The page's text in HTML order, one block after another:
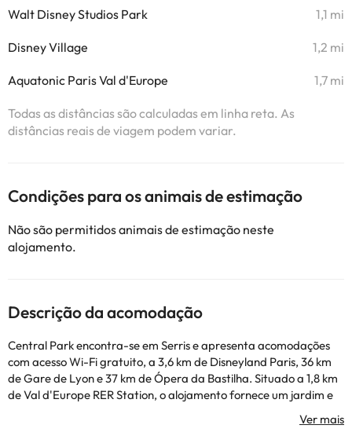
Walt Disney Studios Park 1,1 mi
Disney Village 1,2 mi
Aquatonic Paris Val d'Europe 1,7 mi
Todas as distâncias são calculadas em linha reta. As
distâncias reais de viagem podem variar.
Condições para os animais de estimação
Não são permitidos animais de estimação neste
alojamento.
Descrição da acomodação
Central Park encontra-se em Serris e apresenta acomodações
com acesso Wi-Fi gratuito, a 3,6 km de Disneyland Paris, 36 km
de Gare de Lyon e 37 km de Ópera da Bastilha. Situado a 1,8 km
de Val d'Europe RER Station, o alojamento fornece um jardim e
terraço e vista do jardim apresenta 3 quartos, uma sala de estar,